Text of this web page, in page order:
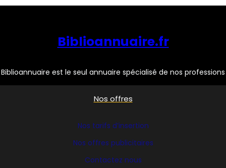
Biblioannuaire.fr
Biblioannuaire est le seul annuaire spécialisé de nos professions
Nos offres
Nos tarifs d’insertion
Nos offres publicitaires
Contactez nous